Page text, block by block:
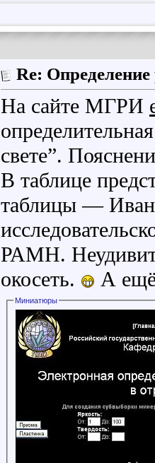
Re:
На сайте МГРИ
свете”.
В таблице
таблицы —
РАМН.
окосеть.
А ещё
Миниатюры